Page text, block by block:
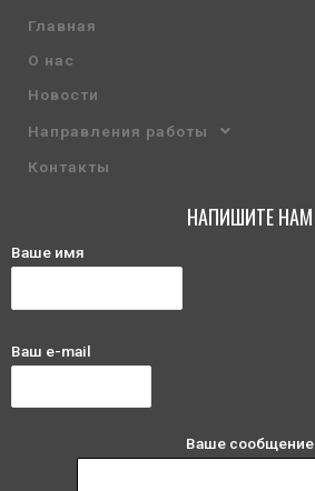
Главная
О нас
Новости
Направления работы
Контакты
НАПИШИТЕ НАМ
Ваше имя
Ваш e-mail
Ваше сообщение